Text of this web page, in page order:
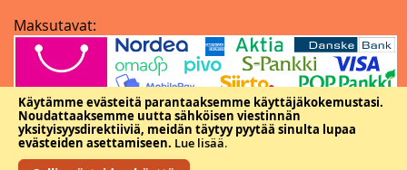
Käytämme evästeitä parantaaksemme käyttäjäkokemustasi.
Noudattaaksemme uutta sähköisen viestinnän
yksityisyysdirektiiviä, meidän täytyy pyytää sinulta lupaa
evästeiden asettamiseen. Lue lisää.
Maksutavat: